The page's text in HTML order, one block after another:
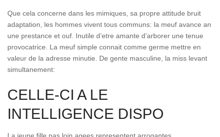
Que cela concerne dans les mimiques, sa propre attitude bruit
adaptation, les hommes vivent tous communs: la meuf avance an
une prestance et ouf. Inutile d’etre amante d’arborer une tenue
provocatrice. La meuf simple connait comme germe mettre en
valeur de la adresse minutie. De gente masculine, la miss levant
simultanement:
CELLE-CI A LE
INTELLIGENCE DISPO